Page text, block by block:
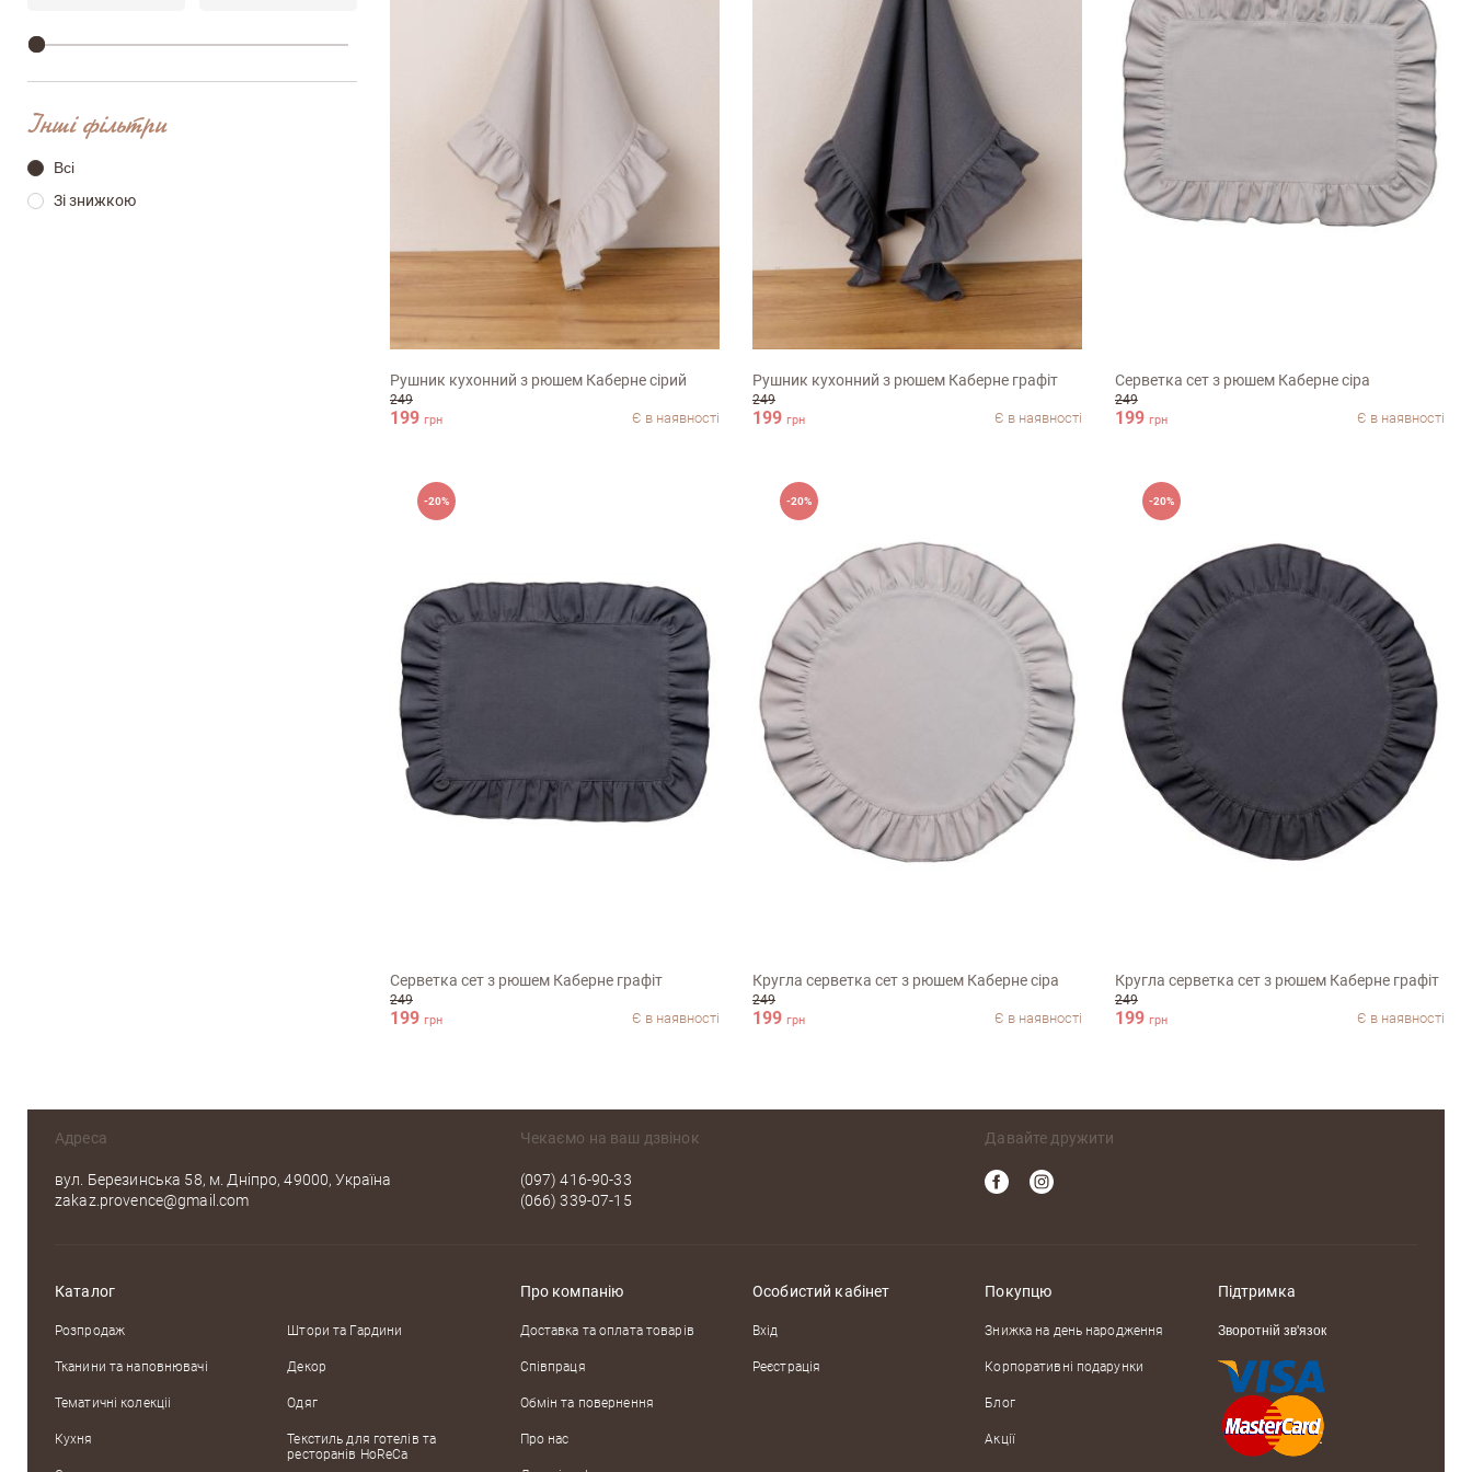
Інші фільтри
Всі
Зі знижкою
Рушник кухонний з рюшем Каберне сірий
249
199 грн Є в наявності
Рушник кухонний з рюшем Каберне графіт
249
199 грн Є в наявності
Серветка сет з рюшем Каберне сіра
249
199 грн Є в наявності
-20%
Серветка сет з рюшем Каберне графіт
249
199 грн Є в наявності
-20%
Кругла серветка сет з рюшем Каберне сіра
249
199 грн Є в наявності
-20%
Кругла серветка сет з рюшем Каберне графіт
249
199 грн Є в наявності
Адреса
вул. Березинська 58, м. Дніпро, 49000, Україна
zakaz.provence@gmail.com
Чекаємо на ваш дзвінок
(097) 416-90-33
(066) 339-07-15
Давайте дружити
Каталог
Розпродаж
Тканини та наповнювачі
Тематичні колекцii
Кухня
Штори та Гардини
Декор
Одяг
Текстиль для готелів та
ресторанів HoReCa
Про компанію
Доставка та оплата товарів
Співпраця
Обмін та повернення
Про нас
Особистий кабінет
Вхід
Реєстрація
Покупцю
Знижка на день народження
Корпоративні подарунки
Блог
Акції
Підтримка
Зворотній зв'язок
Залишити вiдгук про магазин
Недоліки
Оцініть, будь ласка